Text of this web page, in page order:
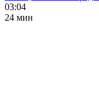
03:04
24 мин